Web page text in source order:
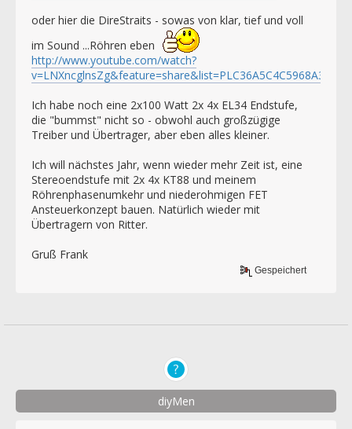
oder hier die DireStraits - sowas von klar, tief und voll
im Sound ...Röhren eben
http://www.youtube.com/watch?
v=LNXncglnsZg&feature=share&list=PLC36A5C4C5968A36B
Ich habe noch eine 2x100 Watt 2x 4x EL34 Endstufe,
die "bummst" nicht so - obwohl auch großzügige
Treiber und Übertrager, aber eben alles kleiner.
Ich will nächstes Jahr, wenn wieder mehr Zeit ist, eine
Stereoendstufe mit 2x 4x KT88 und meinem
Röhrenphasenumkehr und niederohmigen FET
Ansteuerkonzept bauen. Natürlich wieder mit
Übertragern von Ritter.
Gruß Frank
Gespeichert
diyMen